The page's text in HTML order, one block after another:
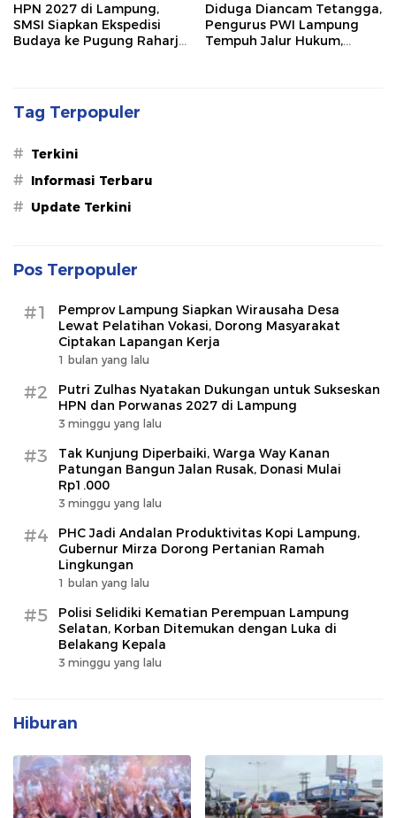
HPN 2027 di Lampung,
SMSI Siapkan Ekspedisi
Budaya ke Pugung Raharjo
Diduga Diancam Tetangga,
Pengurus PWI Lampung
Tempuh Jalur Hukum,
Tag Terpopuler
# Terkini
# Informasi Terbaru
# Update Terkini
Pos Terpopuler
#1
Pemprov Lampung Siapkan Wirausaha Desa
Lewat Pelatihan Vokasi, Dorong Masyarakat
Ciptakan Lapangan Kerja
1 bulan yang lalu
#2
Putri Zulhas Nyatakan Dukungan untuk Sukseskan
HPN dan Porwanas 2027 di Lampung
3 minggu yang lalu
#3
Tak Kunjung Diperbaiki, Warga Way Kanan
Patungan Bangun Jalan Rusak, Donasi Mulai
Rp1.000
3 minggu yang lalu
#4
PHC Jadi Andalan Produktivitas Kopi Lampung,
Gubernur Mirza Dorong Pertanian Ramah
Lingkungan
1 bulan yang lalu
#5
Polisi Selidiki Kematian Perempuan Lampung
Selatan, Korban Ditemukan dengan Luka di
Belakang Kepala
3 minggu yang lalu
Hiburan